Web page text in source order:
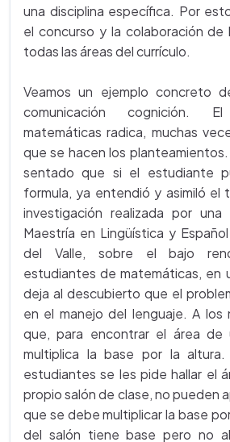
una disciplina específica. Por
el concurso y la colaboración
todas las áreas del currículo.
Veamos un ejemplo concreto
comunicación cognición.
matemáticas radica, muchas
que se hacen los
sentado que si el estudiante
formula, ya entendió y asimiló el
investigación realizada por
Maestría en Lingüística y
del Valle, sobre el bajo
estudiantes de matemáticas, en
deja al descubierto que el
en el manejo del lenguaje. A los
que, para encontrar el área de
multiplica la base por la
estudiantes se les pide hallar el
propio salón de clase, no pueden
que se debe multiplicar la base
del salón tiene base pero no